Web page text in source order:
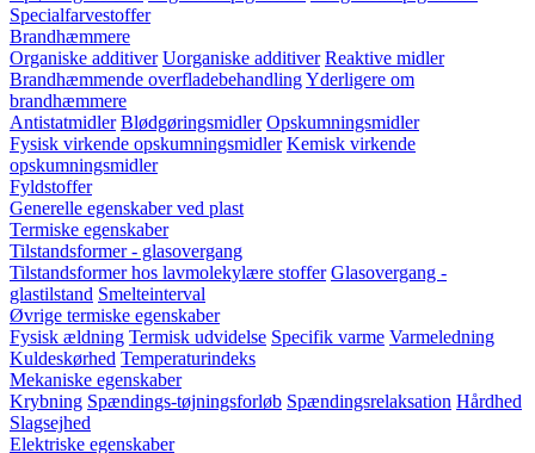
Specialfarvestoffer
Brandhæmmere
Organiske additiver Uorganiske additiver Reaktive midler
Brandhæmmende overfladebehandlingYderligere om
brandhæmmere
Antistatmidler Blødgøringsmidler Opskumningsmidler
Fysisk virkende opskumningsmidler Kemisk virkende
opskumningsmidler
Fyldstoffer
Generelle egenskaber ved plast
Termiske egenskaber
Tilstandsformer - glasovergang
Tilstandsformer hos lavmolekylære stoffer Glasovergang -
glastilstand Smelteinterval
Øvrige termiske egenskaber
Fysisk ældning Termisk udvidelse Specifik varme Varmeledning
Kuldeskørhed Temperaturindeks
Mekaniske egenskaber
Krybning Spændings-tøjningsforløb Spændingsrelaksation Hårdhed
Slagsejhed
Elektriske egenskaber